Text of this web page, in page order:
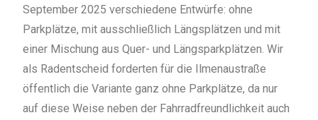
September 2025 verschiedene Entwürfe: ohne
Parkplätze, mit ausschließlich Längsplätzen und mit
einer Mischung aus Quer- und Längsparkplätzen. Wir
als Radentscheid forderten für die Ilmenaustraße
öffentlich die Variante ganz ohne Parkplätze, da nur
auf diese Weise neben der Fahrradfreundlichkeit auch